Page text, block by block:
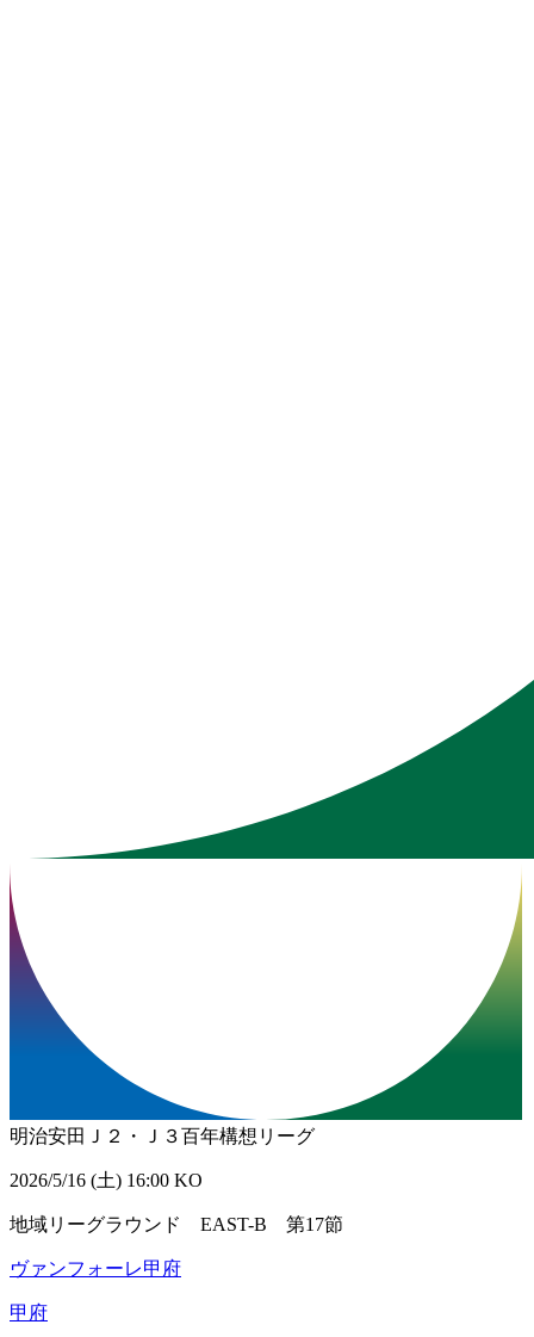
明治安田Ｊ２・Ｊ３百年構想リーグ
2026/5/16 (土) 16:00 KO
地域リーグラウンド EAST-B 第17節
ヴァンフォーレ甲府
甲府